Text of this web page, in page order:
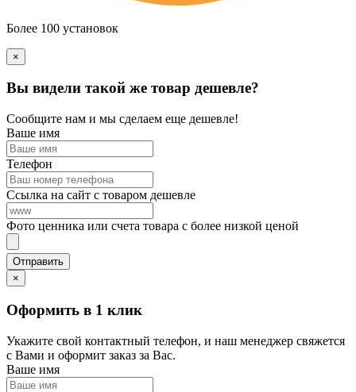
Более 100 установок
×
Вы видели такой же товар дешевле?
Сообщите нам и мы сделаем еще дешевле!
Ваше имя
Телефон
Ссылка на сайт с товаром дешевле
Фото ценника или счета товара с более низкой ценой
×
Оформить в 1 клик
Укажите свой контактный телефон, и наш менеджер свяжется
с Вами и оформит заказ за Вас.
Ваше имя